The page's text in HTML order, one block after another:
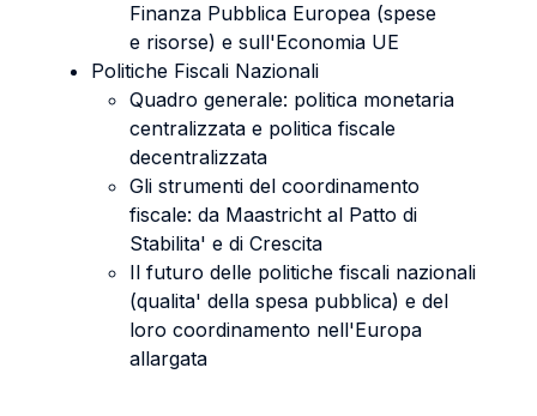
Finanza Pubblica Europea (spese
e risorse) e sull'Economia UE
Politiche Fiscali Nazionali
Quadro generale: politica monetaria
centralizzata e politica fiscale
decentralizzata
Gli strumenti del coordinamento
fiscale: da Maastricht al Patto di
Stabilita' e di Crescita
Il futuro delle politiche fiscali nazionali
(qualita' della spesa pubblica) e del
loro coordinamento nell'Europa
allargata